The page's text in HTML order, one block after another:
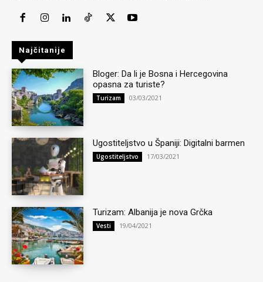
Najčitanije
Bloger: Da li je Bosna i Hercegovina
opasna za turiste?
Turizam 03/03/2021
Ugostiteljstvo u Španiji: Digitalni barmen
Ugostiteljstvo 17/03/2021
Turizam: Albanija je nova Grčka
Vesti 19/04/2021